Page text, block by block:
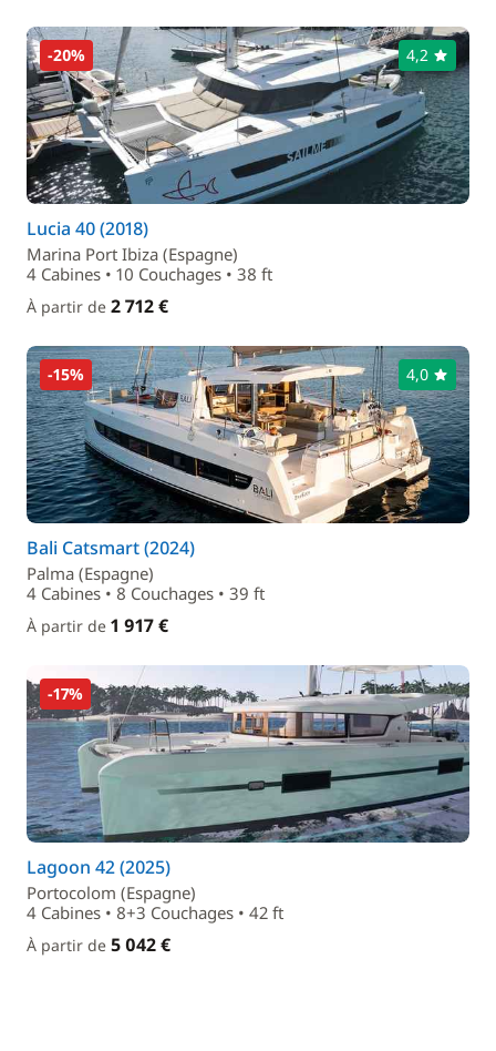
-20% 4,2
Lucia 40 (2018)
Marina Port Ibiza (Espagne)
4 Cabines • 10 Couchages • 38 ft
À partir de 2 712 €
-15% 4,0
Bali Catsmart (2024)
Palma (Espagne)
4 Cabines • 8 Couchages • 39 ft
À partir de 1 917 €
-17%
Lagoon 42 (2025)
Portocolom (Espagne)
4 Cabines • 8+3 Couchages • 42 ft
À partir de 5 042 €